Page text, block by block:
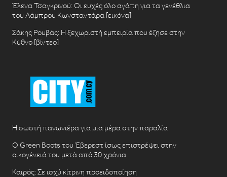
Έλενα Τσαγκρινού: Οι ευχές όλο αγάπη για τα γενέθλια
του Λάμπρου Κωνσταντάρα [εικόνα]
Σάκης Ρουβάς: Η ξεχωριστή εμπειρία που έζησε στην
Κύθνο [βίντεο]
Η σωστή παγωνιέρα για μια μέρα στην παραλία
Ο Green Boots του Έβερεστ ίσως επιστρέψει στην
οικογένειά του μετά από 30 χρόνια
Καιρός: Σε ισχύ κίτρινη προειδοποίηση